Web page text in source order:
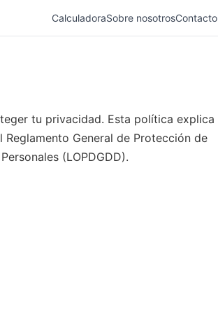
CalculadoraSobre nosotrosContacto
tu privacidad. Esta política explica
General de Protección de
(LOPDGDD).